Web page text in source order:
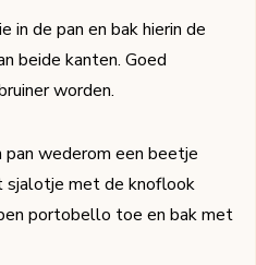
in de pan en bak hierin de
beide kanten. Goed
worden.
wederom een beetje
sjalotje met de knoflook
portobello toe en bak met